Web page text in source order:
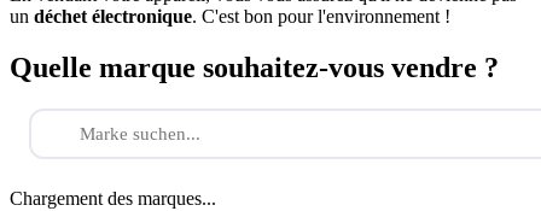
un déchet électronique. C'est bon pour l'environnement !
Quelle marque souhaitez-vous vendre ?
Chargement des marques...